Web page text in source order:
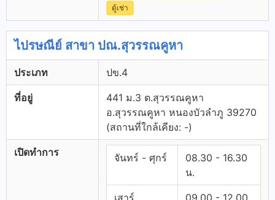
ตู้เช่า
ไปรษณีย์ สาขา ปณ.สุวรรณคูหา
ประเภท ปข.4
ที่อยู่
441 ม.3 ต.สุวรรณคูหา
อ.สุวรรณคูหา หนองบัวลำภู 39270
(สถานที่ใกล้เคียง: -)
เปิดทำการ จันทร์ - ศุกร์
08.30 - 16.30
น.
เสาร์ 09.00 - 12.00